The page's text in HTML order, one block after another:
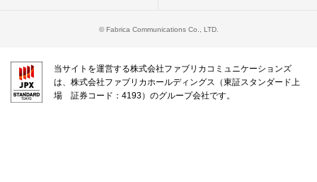
© Fabrica Communications Co., LTD.
当サイトを運営する株式会社ファブリカコミュニケーションズ
は、株式会社ファブリカホールディングス（東証スタンダード上
場 証券コード：4193）のグループ会社です。